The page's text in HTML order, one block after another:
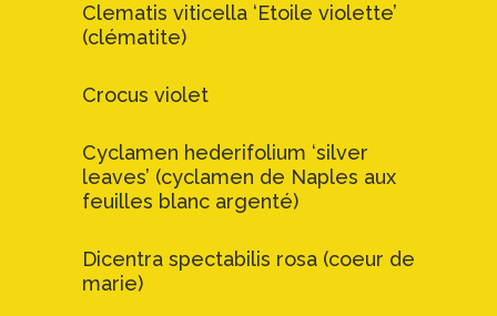
Clematis viticella ‘Etoile violette’
(clématite)
Crocus violet
Cyclamen hederifolium ‘silver
leaves’ (cyclamen de Naples aux
feuilles blanc argenté)
Dicentra spectabilis rosa (coeur de
marie)